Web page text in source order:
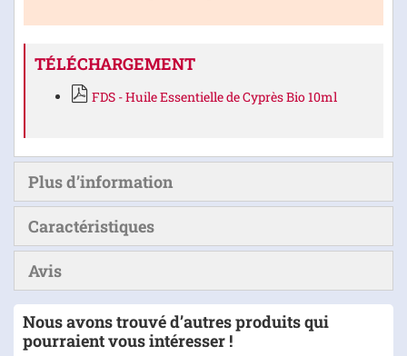
TÉLÉCHARGEMENT
FDS - Huile Essentielle de Cyprès Bio 10ml
Plus d’information
Caractéristiques
Avis
Nous avons trouvé d’autres produits qui
pourraient vous intéresser !